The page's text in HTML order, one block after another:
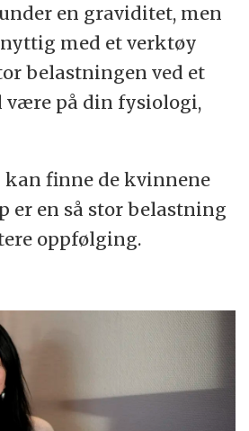
en graviditet, men
med et verktøy
belastningen ved et
være på din fysiologi,
finne de kvinnene
er en så stor belastning
oppfølging.